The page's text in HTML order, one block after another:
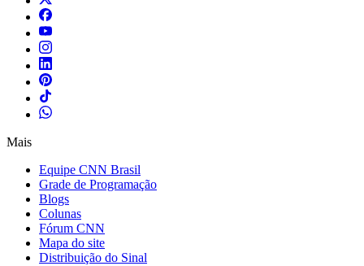
Mais
Equipe CNN Brasil
Grade de Programação
Blogs
Colunas
Fórum CNN
Mapa do site
Distribuição do Sinal